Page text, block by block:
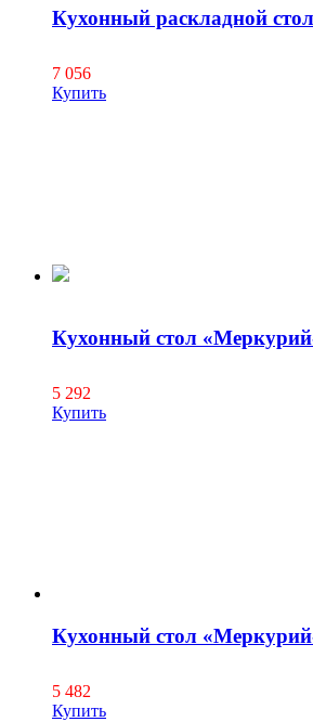
Кухонный раскладной
7 056
Купить
Кухонный стол
5 292
Купить
Кухонный стол
5 482
Купить